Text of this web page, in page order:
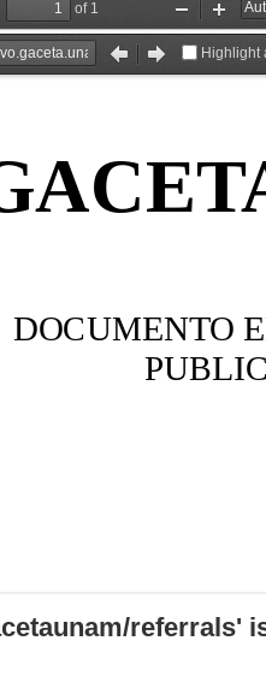
referrals'